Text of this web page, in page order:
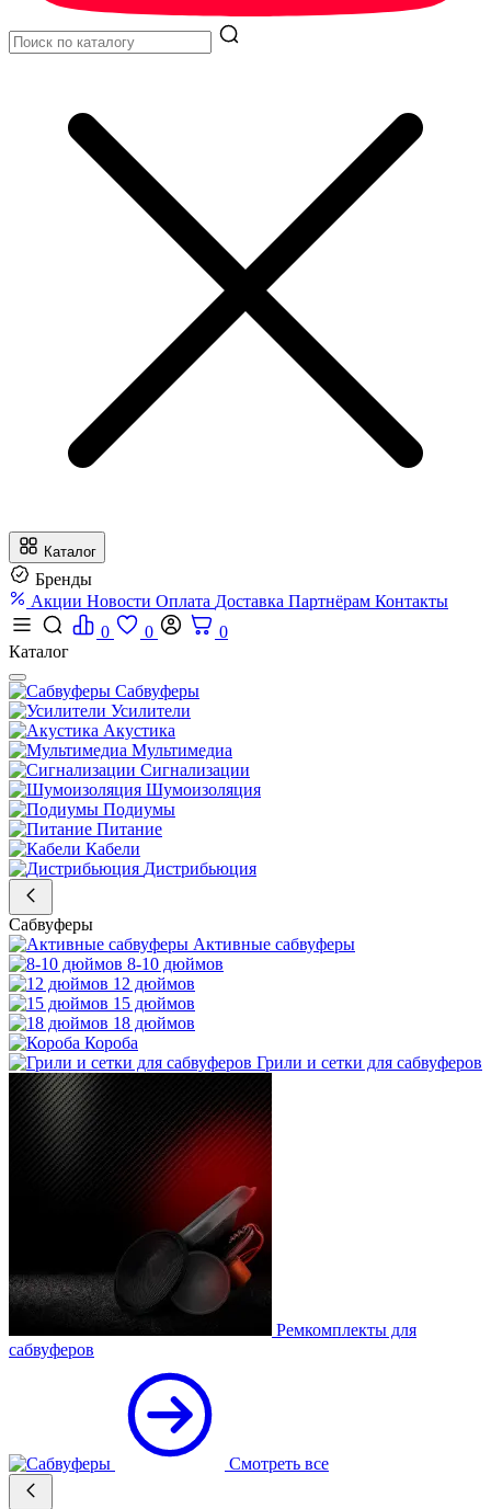
Каталог
Бренды
Акции Новости Оплата Доставка Партнёрам Контакты
0
0
0
Каталог
Сабвуферы
Усилители
Акустика
Мультимедиа
Сигнализации
Шумоизоляция
Подиумы
Питание
Кабели
Дистрибьюция
Сабвуферы
Активные сабвуферы
8-10 дюймов
12 дюймов
15 дюймов
18 дюймов
Короба
Грили и сетки для сабвуферов
Ремкомплекты для
сабвуферов
Смотреть все